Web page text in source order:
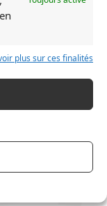
plus sur ces finalités
RUPTURE DE